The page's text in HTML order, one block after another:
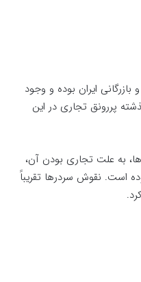
ایران بوده و وجود
پررونق تجاری در این
به علت تجاری بودن آن،
است. نقوش سردرها تقریباََ